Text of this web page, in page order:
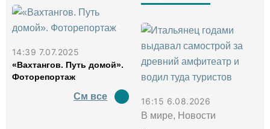
14:39 7.07.2025
«Вахтангов. Путь домой».
Фоторепортаж
См все
16:15 6.08.2026
В мире, Новости